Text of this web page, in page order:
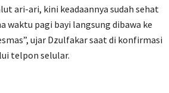
ari-ari, kini keadaannya sudah sehat
waktu pagi bayi langsung dibawa ke
ujar Dzulfakar saat di konfirmasi
telpon selular.